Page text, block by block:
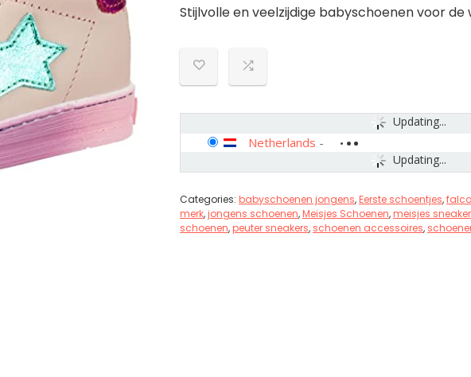
Stijlvolle en veelzijdige babyschoenen voor
Updating...
Updating...
Netherlands -
Categories: babyschoenen jongens,Eerste schoentjes,
merk,jongens schoenen,Meisjes Schoenen,meisjes
schoenen,peuter sneakers, schoenen accessoires,